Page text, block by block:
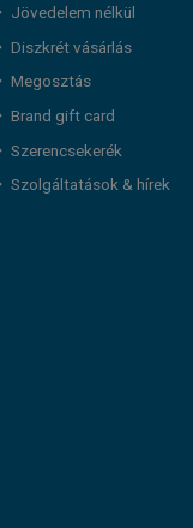
Jövedelem nélkül
Diszkrét vásárlás
Megosztás
Brand gift card
Szerencsekerék
Szolgáltatások & hírek